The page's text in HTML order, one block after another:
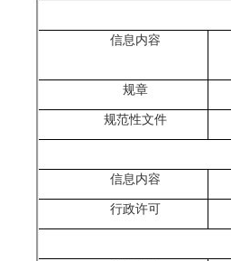
信息内容
规章
规范性文件
信息内容
行政许可